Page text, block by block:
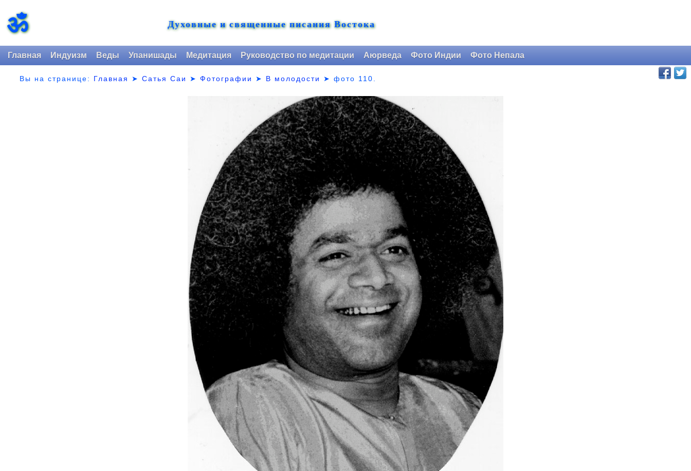
ॐ Духовные и священные писания Востока
Главная Индуизм Веды Упанишады Медитация Руководство по медитации Аюрведа Фото Индии Фото Непала
Вы на странице: Главная ➤Сатья Саи ➤Фотографии ➤ В молодости ➤фото 110.